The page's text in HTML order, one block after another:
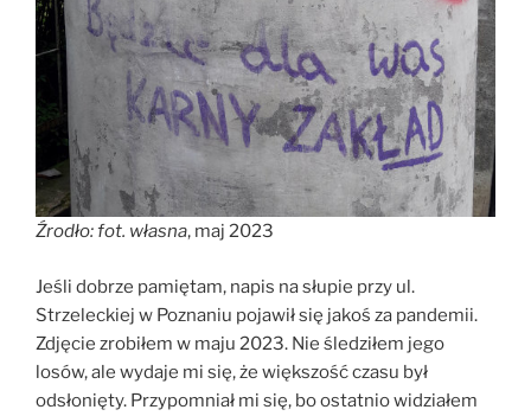
Źrodło: fot. własna, maj 2023
Jeśli dobrze pamiętam, napis na słupie przy ul.
Strzeleckiej w Poznaniu pojawił się jakoś za pandemii.
Zdjęcie zrobiłem w maju 2023. Nie śledziłem jego
losów, ale wydaje mi się, że większość czasu był
odsłonięty. Przypomniał mi się, bo ostatnio widziałem